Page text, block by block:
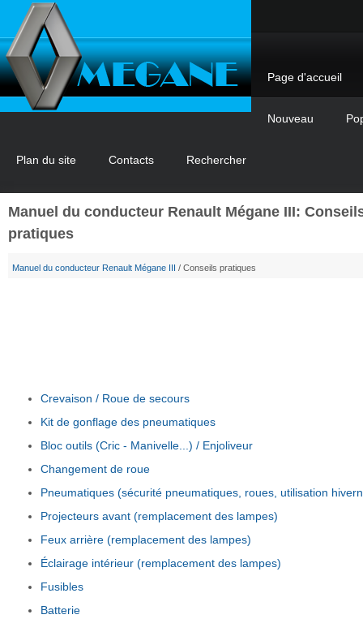
Page d'accueil
Nouveau
Plan du site Contacts Rechercher
Manuel du conducteur Renault Mégane III:
pratiques
Manuel du conducteur Renault Mégane III / Conseils pratiques
Crevaison / Roue de secours
Kit de gonflage des pneumatiques
Bloc outils (Cric - Manivelle...) / Enjoliveur
Changement de roue
Pneumatiques (sécurité pneumatiques, roues, utilisation
Projecteurs avant (remplacement des lampes)
Feux arrière (remplacement des lampes)
Éclairage intérieur (remplacement des lampes)
Fusibles
Batterie